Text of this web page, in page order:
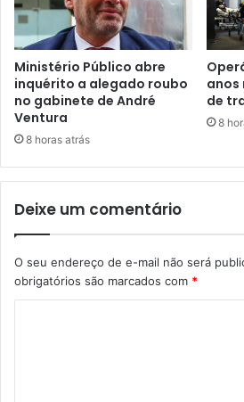
Ministério Público abre
inquérito a alegado roubo
no gabinete de André
Ventura
8 horas atrás
anos
de
8
Deixe um comentário
O seu endereço de e-mail não será
obrigatórios são marcados com *